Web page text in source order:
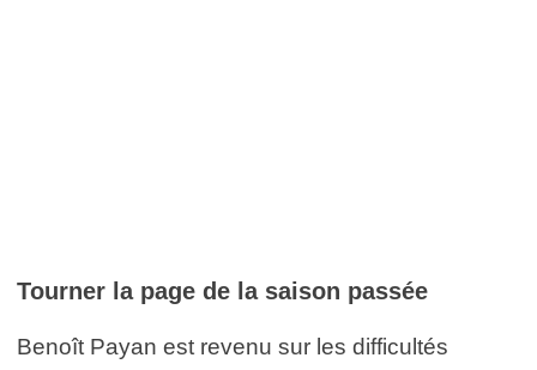
Tourner la page de la saison passée
Benoît Payan est revenu sur les difficultés